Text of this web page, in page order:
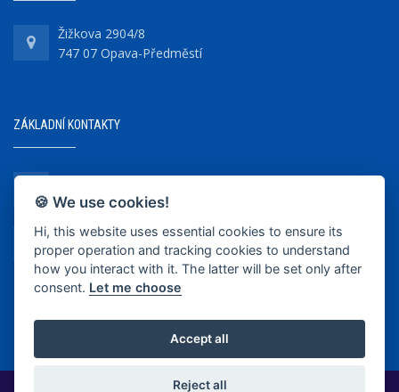
Žižkova 2904/8
747 07 Opava-Předměstí
ZÁKLADNÍ KONTAKTY
+420 737 218 679
info@bkopava.cz
www.bkopava.cz
🍪 We use cookies!
Hi, this website uses essential cookies to ensure its
proper operation and tracking cookies to understand
how you interact with it. The latter will be set only after
consent. Let me choose
Accept all
Reject all